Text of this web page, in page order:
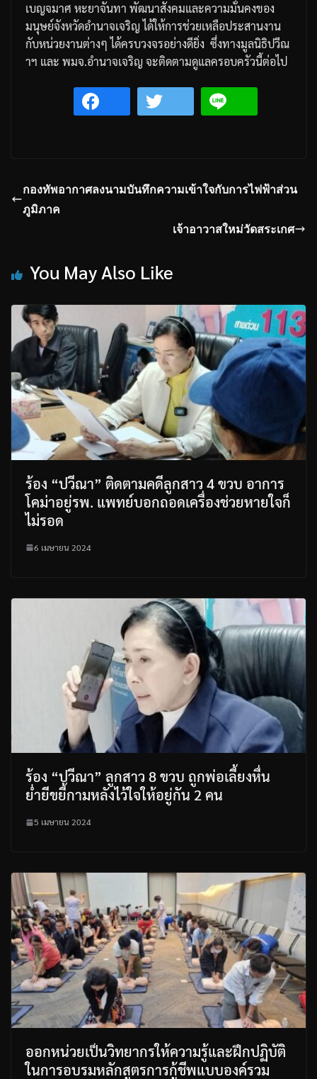
เบญจมาศ หะยาจันทา พัฒนาสังคมและความมั่นคงของ
มนุษย์จังหวัดอำนาจเจริญ ได้ให้การช่วยเหลือประสานงาน
กับหน่วยงานต่างๆ ได้ครบวงจรอย่างดียิ่ง ซึ่งทางมูลนิธิปวีณ
าฯ และ พมจ.อำนาจเจริญ จะติดตามดูแลครอบครัวนี้ต่อไป
กองทัพอากาศลงนามบันทึกความเข้าใจกับการไฟฟ้าส่วน
ภูมิภาค
เจ้าอาวาสใหม่วัดสระเกศ
You May Also Like
ร้อง “ปวีณา” ติดตามคดีลูกสาว 4 ขวบ อาการ
โคม่าอยู่รพ. แพทย์บอกถอดเครื่องช่วยหายใจก็
ไม่รอด
6 เมษายน 2024
ร้อง “ปวีณา” ลูกสาว 8 ขวบ ถูกพ่อเลี้ยงหื่น
ย่ำยีขยี้กามหลังไว้ใจให้อยู่กัน 2 คน
5 เมษายน 2024
ออกหน่วยเป็นวิทยากรให้ความรู้และฝึกปฏิบัติ
ในการอบรมหลักสูตรการกู้ชีพแบบองค์รวม